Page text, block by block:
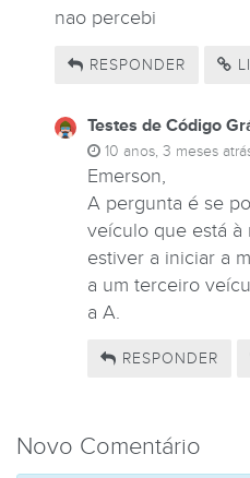
nao percebi
RESPONDER
Testes de Código
10 anos, 3 meses
Emerson,
A pergunta é se
veículo que está à
estiver a iniciar a
a um terceiro
a A.
RESPONDER
Novo Comentário